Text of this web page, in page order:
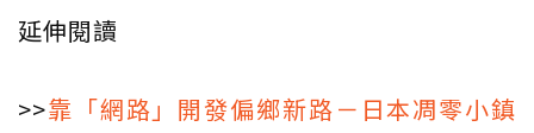
延伸閱讀
>>靠「網路」開發偏鄉新路－日本凋零小鎮